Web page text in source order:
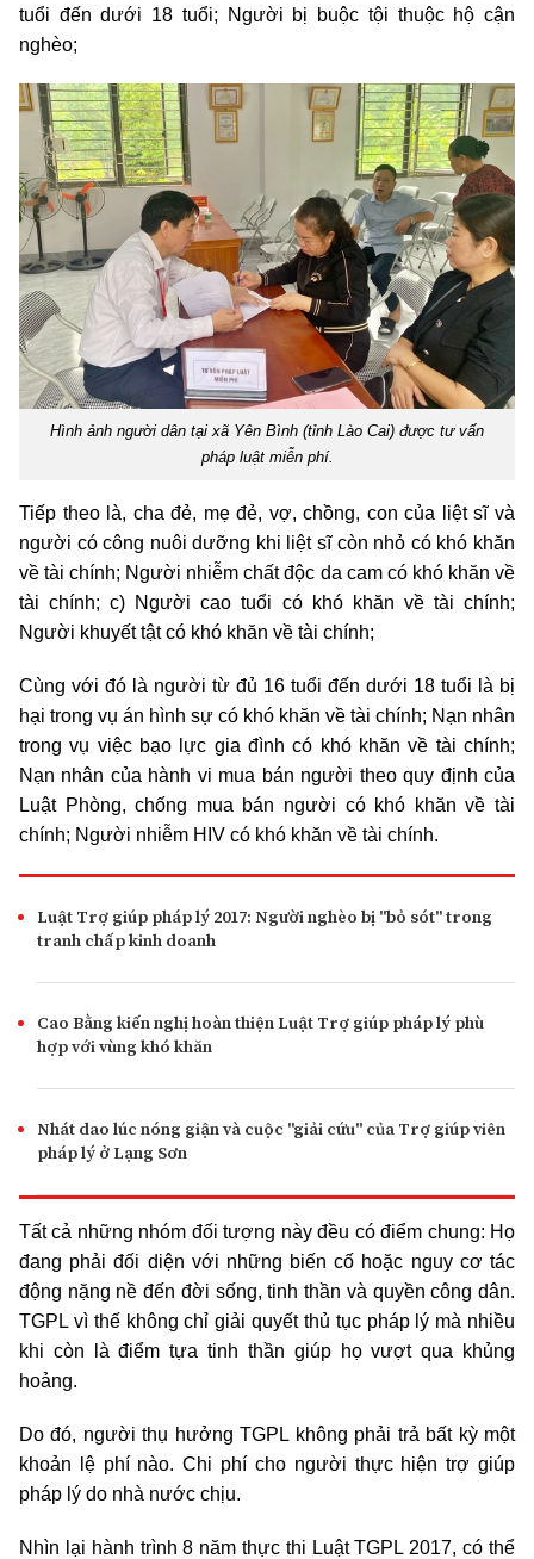
tuổi đến dưới 18 tuổi; Người bị buộc tội thuộc hộ cận
nghèo;
Hình ảnh người dân tại xã Yên Bình (tỉnh Lào Cai) được tư vấn
pháp luật miễn phí.
Tiếp theo là, cha đẻ, mẹ đẻ, vợ, chồng, con của liệt sĩ và
người có công nuôi dưỡng khi liệt sĩ còn nhỏ có khó khăn
về tài chính; Người nhiễm chất độc da cam có khó khăn về
tài chính; c) Người cao tuổi có khó khăn về tài chính;
Người khuyết tật có khó khăn về tài chính;
Cùng với đó là người từ đủ 16 tuổi đến dưới 18 tuổi là bị
hại trong vụ án hình sự có khó khăn về tài chính; Nạn nhân
trong vụ việc bạo lực gia đình có khó khăn về tài chính;
Nạn nhân của hành vi mua bán người theo quy định của
Luật Phòng, chống mua bán người có khó khăn về tài
chính; Người nhiễm HIV có khó khăn về tài chính.
Luật Trợ giúp pháp lý 2017: Người nghèo bị "bỏ sót" trong
tranh chấp kinh doanh
Cao Bằng kiến nghị hoàn thiện Luật Trợ giúp pháp lý phù
hợp với vùng khó khăn
Nhát dao lúc nóng giận và cuộc "giải cứu" của Trợ giúp viên
pháp lý ở Lạng Sơn
Tất cả những nhóm đối tượng này đều có điểm chung: Họ
đang phải đối diện với những biến cố hoặc nguy cơ tác
động nặng nề đến đời sống, tinh thần và quyền công dân.
TGPL vì thế không chỉ giải quyết thủ tục pháp lý mà nhiều
khi còn là điểm tựa tinh thần giúp họ vượt qua khủng
hoảng.
Do đó, người thụ hưởng TGPL không phải trả bất kỳ một
khoản lệ phí nào. Chi phí cho người thực hiện trợ giúp
pháp lý do nhà nước chịu.
Nhìn lại hành trình 8 năm thực thi Luật TGPL 2017, có thể